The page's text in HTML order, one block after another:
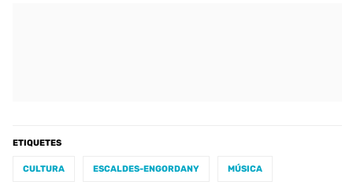
ETIQUETES
CULTURA ESCALDES-ENGORDANY MÚSICA